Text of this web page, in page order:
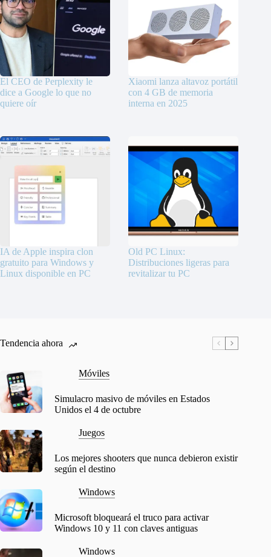
El CEO de Perplexity le
dice a Google lo que no
quiere oír
Xiaomi lanza altavoz portátil
con 4 GB de memoria
interna en 2025
IA de Apple inspira clon
gratuito para Windows y
Linux disponible en PC
Old PC Linux:
Distribuciones ligeras para
revitalizar tu PC
Tendencia ahora
Móviles
Simulacro masivo de móviles en Estados
Unidos el 4 de octubre
Juegos
Los mejores shooters que nunca debieron existir
según el destino
Windows
Microsoft bloqueará el truco para activar
Windows 10 y 11 con claves antiguas
Windows